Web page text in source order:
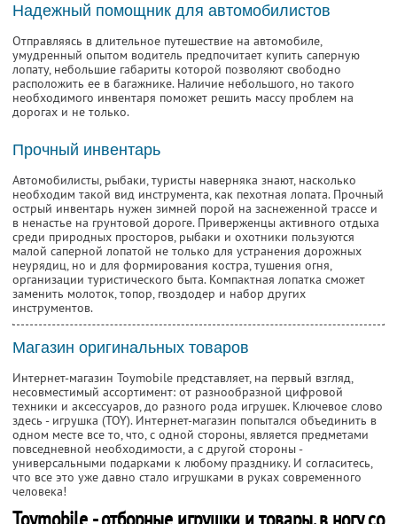
Надежный помощник для автомобилистов
Отправляясь в длительное путешествие на автомобиле,
умудренный опытом водитель предпочитает купить саперную
лопату, небольшие габариты которой позволяют свободно
расположить ее в багажнике. Наличие небольшого, но такого
необходимого инвентаря поможет решить массу проблем на
дорогах и не только.
Прочный инвентарь
Автомобилисты, рыбаки, туристы наверняка знают, насколько
необходим такой вид инструмента, как пехотная лопата. Прочный
острый инвентарь нужен зимней порой на заснеженной трассе и
в ненастье на грунтовой дороге. Приверженцы активного отдыха
среди природных просторов, рыбаки и охотники пользуются
малой саперной лопатой не только для устранения дорожных
неурядиц, но и для формирования костра, тушения огня,
организации туристического быта. Компактная лопатка сможет
заменить молоток, топор, гвоздодер и набор других
инструментов.
Магазин оригинальных товаров
Интернет-магазин Toymobile представляет, на первый взгляд,
несовместимый ассортимент: от разнообразной цифровой
техники и аксессуаров, до разного рода игрушек. Ключевое слово
здесь - игрушка (TOY). Интернет-магазин попытался объединить в
одном месте все то, что, с одной стороны, является предметами
повседневной необходимости, а с другой стороны -
универсальными подарками к любому празднику. И согласитесь,
что все это уже давно стало игрушками в руках современного
человека!